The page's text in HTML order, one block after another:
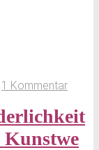
1 Kommentar
Kunstwe